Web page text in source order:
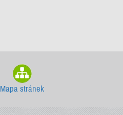
Mapa stránek